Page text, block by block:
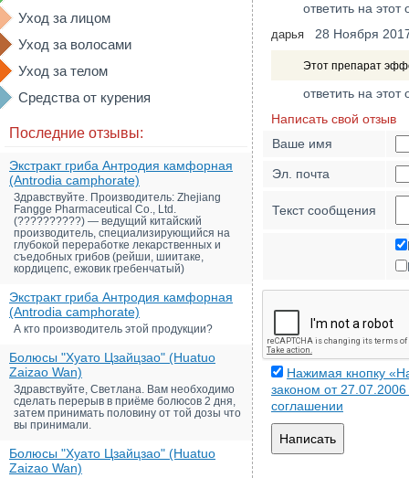
Уход за лицом
Уход за волосами
Уход за телом
Средства от курения
Последние отзывы:
Экстракт гриба Антродия камфорная
(Antrodia camphorate)
Здравствуйте. Производитель: Zhejiang
Fangge Pharmaceutical Co., Ltd.
(??????????) — ведущий китайский
производитель, специализирующийся на
глубокой переработке лекарственных и
съедобных грибов (рейши, шиитаке,
кордицепс, ежовик гребенчатый)
Экстракт гриба Антродия камфорная
(Antrodia camphorate)
А кто производитель этой продукции?
Болюсы "Хуато Цзайцзао" (Huatuo
Zaizao Wan)
Здравствуйте, Светлана. Вам необходимо
сделать перерыв в приёме болюсов 2 дня,
затем принимать половину от той дозы что
вы принимали.
Болюсы "Хуато Цзайцзао" (Huatuo
Zaizao Wan)
ответить на этот
дарья 28 Ноября
Этот препарат
ответить на этот
Написать свой отзыв
Ваше имя
Эл. почта
Текст сообщения
Нажимая кнопку
законом от
соглашении
Написать